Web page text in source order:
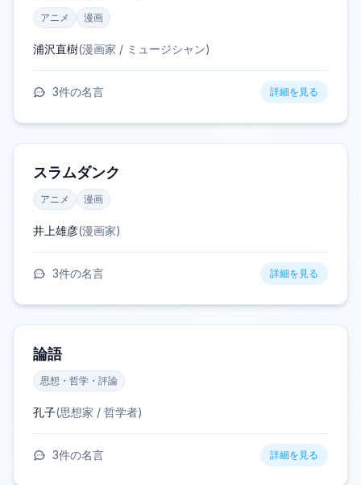
アニメ 漫画
浦沢直樹(漫画家 / ミュージシャン)
3件の名言 詳細を見る
スラムダンク
アニメ 漫画
井上雄彦(漫画家)
3件の名言 詳細を見る
論語
思想・哲学・評論
孔子(思想家 / 哲学者)
3件の名言 詳細を見る